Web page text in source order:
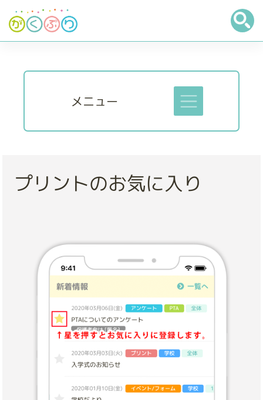
メニュー
プリントのお気に入り